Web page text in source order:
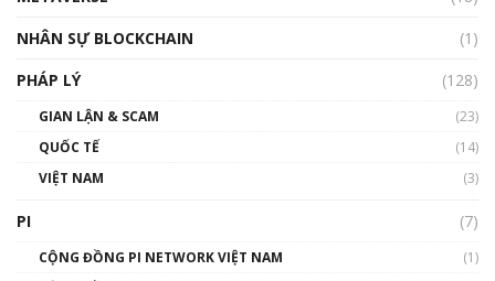
01:32:59
gió ấm
NHÂN SỰ BLOCKCHAIN
(1)
PHÁP LÝ
(128)
GIAN LẬN & SCAM
(23)
QUỐC TẾ
(14)
VIỆT NAM
(3)
PI (7)
CỘNG ĐỒNG PI NETWORK VIỆT NAM
(1)